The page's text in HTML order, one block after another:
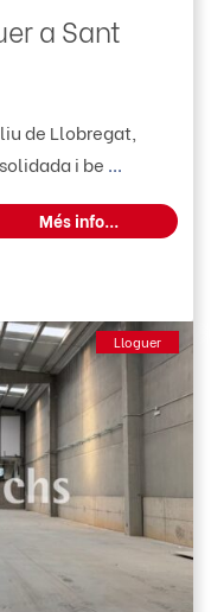
a Sant
de Llobregat,
i be ...
Més info...
Lloguer